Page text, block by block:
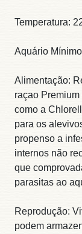
Temperatura:
Aquário
Alimentação:
raçao
como a
para os
propenso a
internos não
que
parasitas ao
Reprodução:
podem